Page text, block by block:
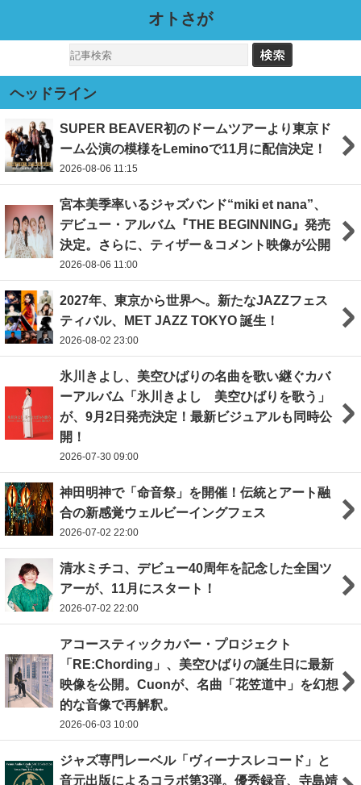
オトさが
ヘッドライン
SUPER BEAVER初のドームツアーより東京ド
ーム公演の模様をLeminoで11月に配信決定！
2026-08-06 11:15
宮本美季率いるジャズバンド“miki et nana”、
デビュー・アルバム『THE BEGINNING』発売
決定。さらに、ティザー＆コメント映像が公開
2026-08-06 11:00
2027年、東京から世界へ。新たなJAZZフェス
ティバル、MET JAZZ TOKYO 誕生！
2026-08-02 23:00
氷川きよし、美空ひばりの名曲を歌い継ぐカバ
ーアルバム「氷川きよし 美空ひばりを歌う」
が、9月2日発売決定！最新ビジュアルも同時公
開！
2026-07-30 09:00
神田明神で「命音祭」を開催！伝統とアート融
合の新感覚ウェルビーイングフェス
2026-07-02 22:00
清水ミチコ、デビュー40周年を記念した全国ツ
アーが、11月にスタート！
2026-07-02 22:00
アコースティックカバー・プロジェクト
「RE:Chording」、美空ひばりの誕生日に最新
映像を公開。Cuonが、名曲「花笠道中」を幻想
的な音像で再解釈。
2026-06-03 10:00
ジャズ専門レーベル「ヴィーナスレコード」と
音元出版によるコラボ第3弾。優秀録音、寺島靖